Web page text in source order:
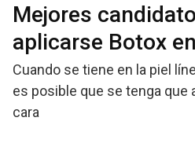
Mejores
aplicarse Botox
Cuando se tiene en la piel
es posible que se tenga que
cara